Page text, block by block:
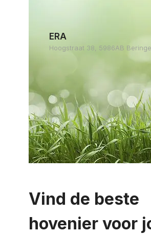
ERA
Hoogstraat 38, 5986AB Beringe
Vind de beste
hovenier voor